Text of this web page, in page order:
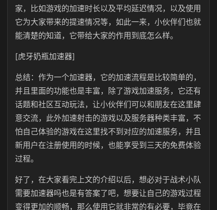
家，比如游戏的加速时长以及平均延迟情况，以及使用
它为大家带来的提速情况等，如此一来，小伙伴们也就
能清楚的知道，它带给大家的作用到底怎么样。
[虎牙奶瓶加速器]
总结：作为一个加速器，它的加速流程是比较简单的，
并且里面的功能也是丰富，除了游戏加速服务，它还有
话题和社区互动玩法，让小伙伴们可以和朋友在这里肆
意交流，此外加速射击的游戏以及服务器种类丰富，不
怕自己体验的游戏在这里找不到对应的加速服务，并且
新用户在注册使用的时候，也能享受到三天的免费体验
过程。
好了，在大家看完上文的介绍以后，想必对于战术小队
需要加速器吗也是有答案了吧，想要让自己的游戏过程
变得更加的顺畅，那么使用它就非常的有必要，毕竟在